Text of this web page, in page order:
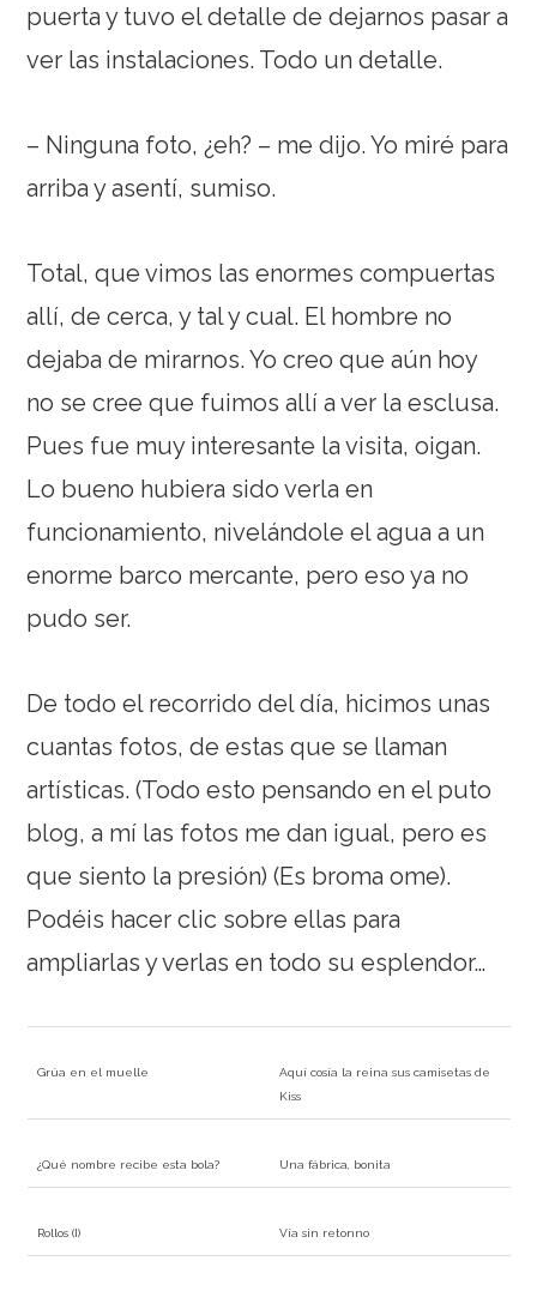
puerta y tuvo el detalle de dejarnos pasar a
ver las instalaciones. Todo un detalle.
– Ninguna foto, ¿eh? – me dijo. Yo miré para
arriba y asentí, sumiso.
Total, que vimos las enormes compuertas
allí, de cerca, y tal y cual. El hombre no
dejaba de mirarnos. Yo creo que aún hoy
no se cree que fuimos allí a ver la esclusa.
Pues fue muy interesante la visita, oigan.
Lo bueno hubiera sido verla en
funcionamiento, nivelándole el agua a un
enorme barco mercante, pero eso ya no
pudo ser.
De todo el recorrido del día, hicimos unas
cuantas fotos, de estas que se llaman
artísticas. (Todo esto pensando en el puto
blog, a mí las fotos me dan igual, pero es
que siento la presión) (Es broma ome).
Podéis hacer clic sobre ellas para
ampliarlas y verlas en todo su esplendor…
Grúa en el muelle
Aquí cosía la reina sus camisetas de
Kiss
¿Qué nombre recibe esta bola? Una fábrica, bonita
Rollos (I) Vía sin retonno